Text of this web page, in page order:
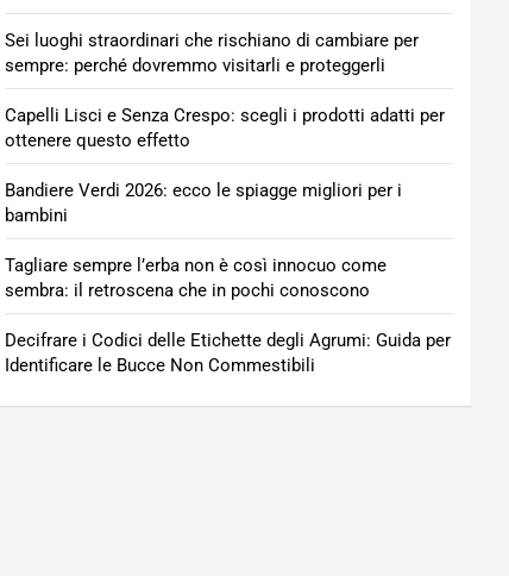
Sei luoghi straordinari che rischiano di cambiare per
sempre: perché dovremmo visitarli e proteggerli
Capelli Lisci e Senza Crespo: scegli i prodotti adatti per
ottenere questo effetto
Bandiere Verdi 2026: ecco le spiagge migliori per i
bambini
Tagliare sempre l’erba non è così innocuo come
sembra: il retroscena che in pochi conoscono
Decifrare i Codici delle Etichette degli Agrumi: Guida per
Identificare le Bucce Non Commestibili